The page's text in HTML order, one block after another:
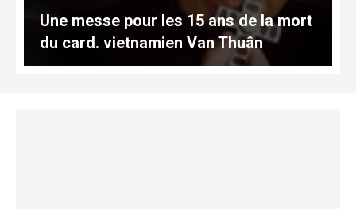
Une messe pour les 15 ans de la mort
du card. vietnamien Van Thuân